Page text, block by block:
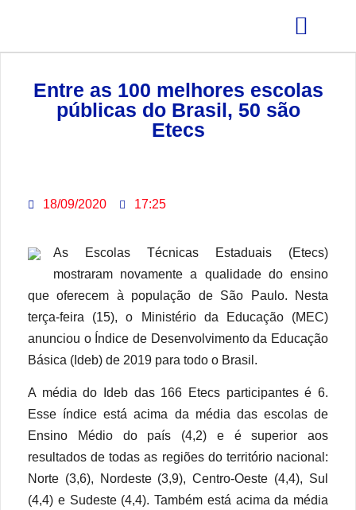
Entre as 100 melhores escolas
públicas do Brasil, 50 são
Etecs
18/09/2020 17:25
As Escolas Técnicas Estaduais (Etecs)
mostraram novamente a qualidade do ensino
que oferecem à população de São Paulo. Nesta
terça-feira (15), o Ministério da Educação (MEC)
anunciou o Índice de Desenvolvimento da Educação
Básica (Ideb) de 2019 para todo o Brasil.
A média do Ideb das 166 Etecs participantes é 6.
Esse índice está acima da média das escolas de
Ensino Médio do país (4,2) e é superior aos
resultados de todas as regiões do território nacional:
Norte (3,6), Nordeste (3,9), Centro-Oeste (4,4), Sul
(4,4) e Sudeste (4,4). Também está acima da média